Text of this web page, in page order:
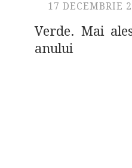
17 DECEMBRIE
Verde. Mai
anului